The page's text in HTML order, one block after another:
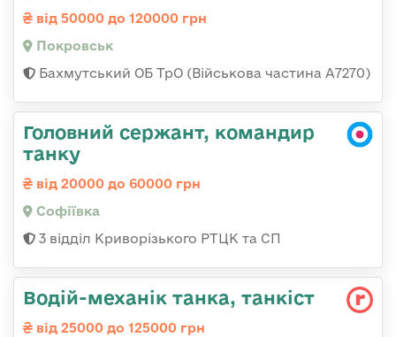
від 50000 до 120000 грн
Покровськ
Бахмутський ОБ ТрО (Військова частина А7270)
Головний сержант, командир
танку
від 20000 до 60000 грн
Софіївка
3 відділ Криворізького РТЦК та СП
Водій-механік танка, танкіст
від 25000 до 125000 грн